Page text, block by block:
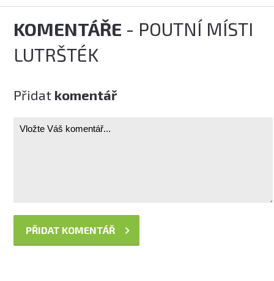
KOMENTÁŘE - POUTNÍ MÍSTI
LUTRŠTÉK
Přidat komentář